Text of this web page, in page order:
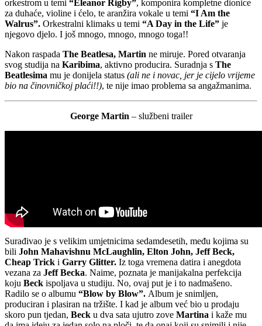
orkestrom u temi “Eleanor Rigby”, komponira kompletne dionice
za duhaće, violine i ćelo, te aranžira vokale u temi “I Am the
Walrus”. Orkestralni klimaks u temi “A Day in the Life” je
njegovo djelo. I još mnogo, mnogo, mnogo toga!!
Nakon raspada The Beatlesa, Martin ne miruje. Pored otvaranja
svog studija na Karibima, aktivno producira. Suradnja s The
Beatlesima mu je donijela status (ali ne i novac, jer je cijelo vrijeme
bio na činovničkoj plaći!!), te nije imao problema sa angažmanima.
George Martin – službeni trailer
Surađivao je s velikim umjetnicima sedamdesetih, među kojima su
bili John Mahavishnu McLaughlin, Elton John, Jeff Beck,
Cheap Trick i Garry Glitter. Iz toga vremena datira i anegdota
vezana za Jeff Becka. Naime, poznata je manijakalna perfekcija
koju Beck ispoljava u studiju. No, ovaj put je i to nadmašeno.
Radilo se o albumu “Blow by Blow”. Album je snimljen,
produciran i plasiran na tržište. I kad je album već bio u prodaju
skoro pun tjedan, Beck u dva sata ujutro zove Martina i kaže mu